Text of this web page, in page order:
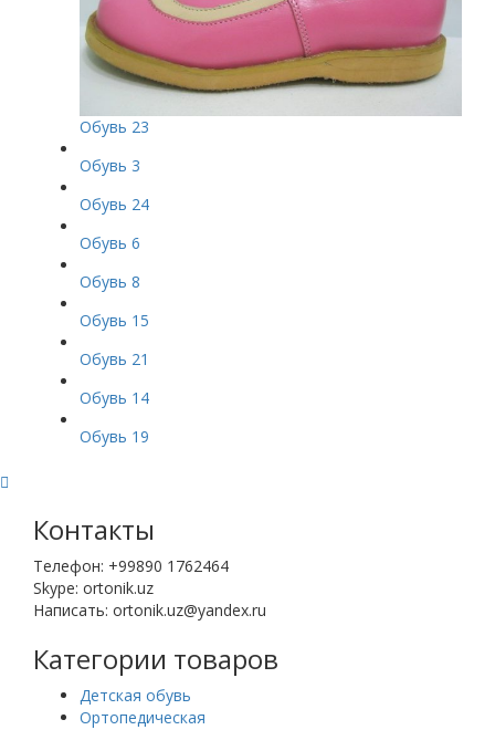
Обувь 23
Обувь 3
Обувь 24
Обувь 6
Обувь 8
Обувь 15
Обувь 21
Обувь 14
Обувь 19
Контакты
Телефон: +99890 1762464
Skype: ortonik.uz
Написать: ortonik.uz@yandex.ru
Категории товаров
Детская обувь
Ортопедическая